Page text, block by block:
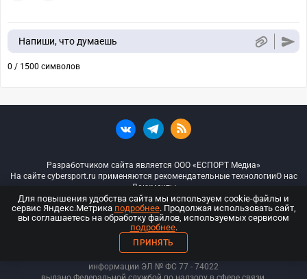
Напиши, что думаешь
0 / 1500 символов
Разработчиком сайта является ООО «ЕСПОРТ Медиа»
На сайте cybersport.ru применяются рекомендательные технологииО нас
Документы
© ООО «Киберспорт.ру» — Все права защищены
18+
ООО «Киберспорт.ру». Свидетельство о регистрации средств массовой
информации ЭЛ № ФС 77 - 74022
Для повышения удобства сайта мы используем cookie-файлы и
сервис Яндекс.Метрика подробнее. Продолжая использовать сайт,
вы соглашаетесь на обработку файлов, используемых сервисом
подробнее.
ПРИНЯТЬ